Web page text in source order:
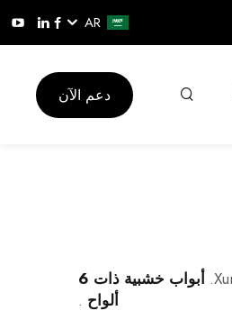
AR
دعم الآن
أبواب خشبية ذات 6
ألواح .